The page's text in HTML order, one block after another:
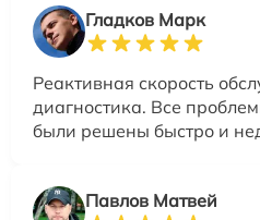
Гладков Марк
Реактивная скорость
диагностика. Все
были решены быстро и
Павлов Матвей